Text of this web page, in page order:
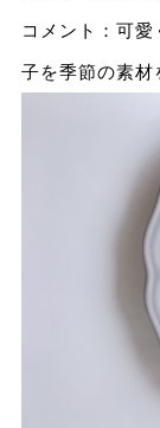
コメント：可
子を季節の素材